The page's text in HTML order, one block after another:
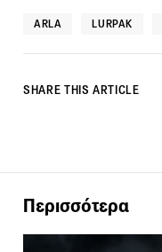
ARLA LURPAK
SHARE THIS ARTICLE
Περισσότερα